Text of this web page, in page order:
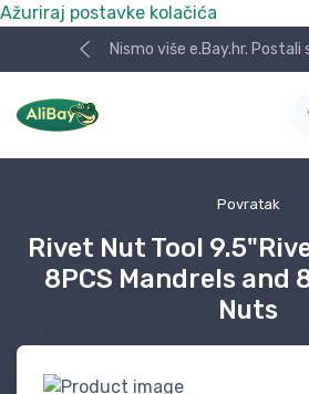
Ažuriraj postavke kolačića
Nismo više e.Bay.hr. Postali
Povratak
Rivet Nut Tool
8PCS Mandrels and
Nuts